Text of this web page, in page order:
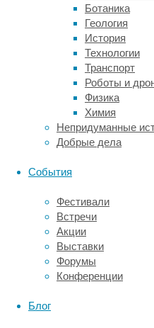
Ботаника
Геология
История
Технологии
Транспорт
Роботы и
Физика
Химия
Непридуманные
Добрые дела
События
Фестивали
Встречи
Акции
Выставки
Форумы
Конференции
Блог
2016
году
было
подписано
соглашение
по
развитию
Индии
с
Росатома
интегрированных
центров
радиационной
стерилизации.
Ссылка